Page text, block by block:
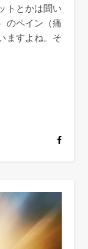
トとかは聞い
のペイン（痛
ますよね。そ